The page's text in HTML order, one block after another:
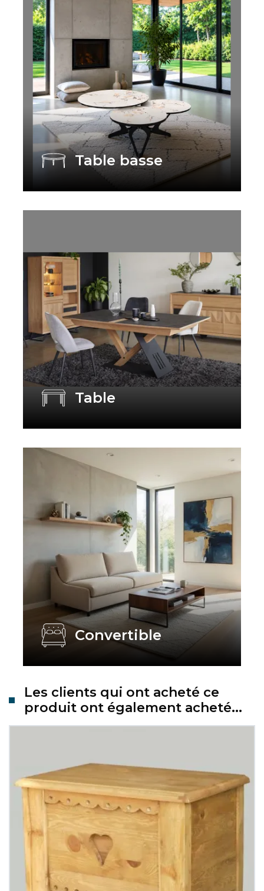
Table basse
Table
Convertible
Les clients qui ont acheté ce
produit ont également acheté...